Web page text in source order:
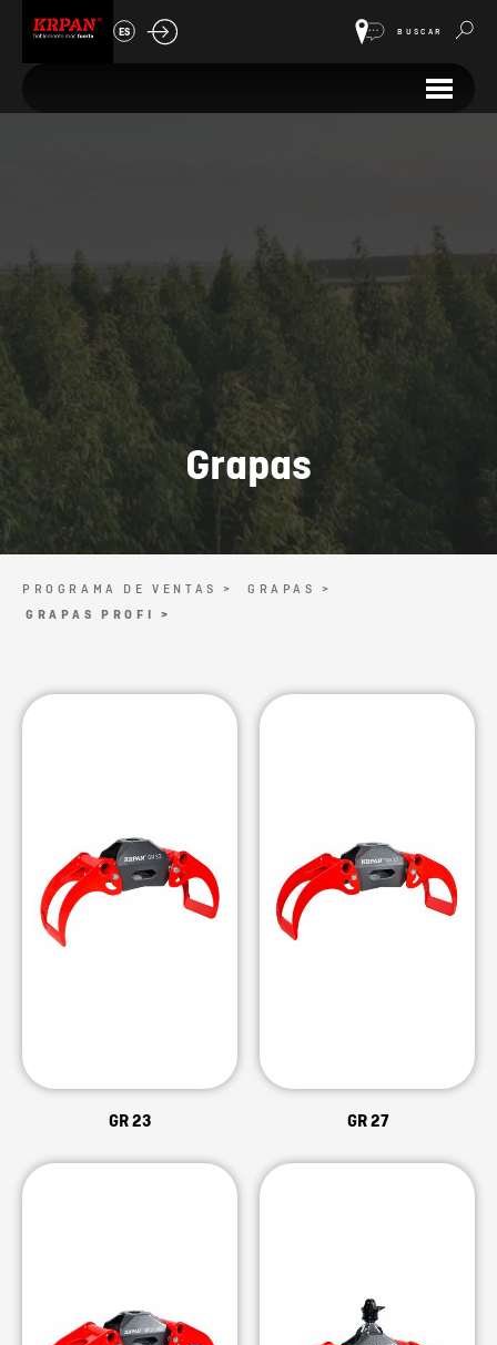
ES BUSCAR
Grapas
PROGRAMA DE VENTAS >
GRAPAS >
GRAPAS PROFI >
GR 23 GR 27